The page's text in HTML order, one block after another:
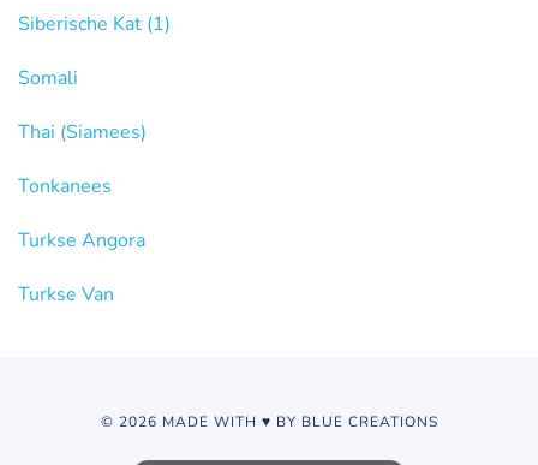
Siberische Kat (1)
Somali
Thai (Siamees)
Tonkanees
Turkse Angora
Turkse Van
© 2026 MADE WITH ♥ BY BLUE CREATIONS